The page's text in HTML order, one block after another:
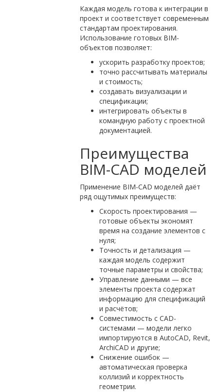
Каждая модель готова к интеграции в
проект и соответствует современным
стандартам проектирования.
Использование готовых BIM-
объектов позволяет:
ускорить разработку проектов;
точно рассчитывать материалы
и стоимость;
создавать визуализации и
спецификации;
интегрировать объекты в
командную работу с проектной
документацией.
Преимущества
BIM-CAD моделей
Применение BIM-CAD моделей даёт
ряд ощутимых преимуществ:
Скорость проектирования —
готовые объекты экономят
время на создание элементов с
нуля;
Точность и детализация —
каждая модель содержит
точные параметры и свойства;
Управление данными — все
элементы проекта содержат
информацию для спецификаций
и расчётов;
Совместимость с CAD-
системами — модели легко
импортируются в AutoCAD, Revit,
ArchiCAD и другие;
Снижение ошибок —
автоматическая проверка
коллизий и корректность
геометрии.